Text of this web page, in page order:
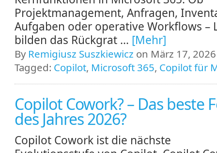
Projektmanagement, Anfragen,
Aufgaben oder operative Workflows –
bilden das Rückgrat ... [Mehr]
By Remigiusz Suszkiewicz on März 17,
Tagged: Copilot, Microsoft 365, Copilot für
Copilot Cowork? – Das beste
des Jahres 2026?
Copilot Cowork ist die nächste